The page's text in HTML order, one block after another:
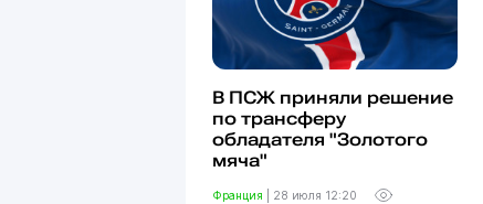
В ПСЖ приняли решение
по трансферу
обладателя "Золотого
мяча"
Франция 28 июля 12:20